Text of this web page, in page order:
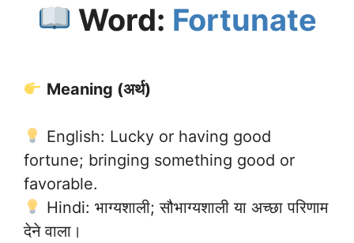
Word: Fortunate
Meaning (अर्थ)
English: Lucky or having good
fortune; bringing something good or
favorable.
Hindi: भाग्यशाली; सौभाग्यशाली या अच्छा परिणाम
देने वाला।